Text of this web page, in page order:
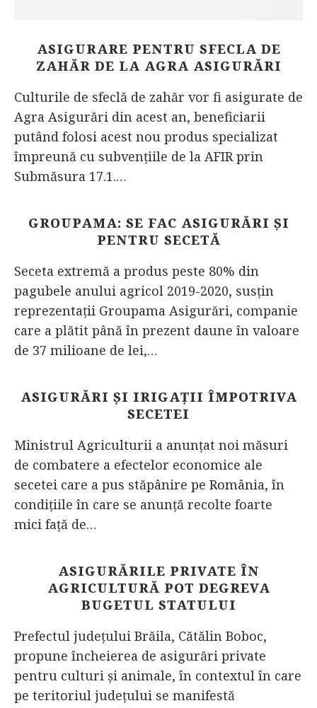
ASIGURARE PENTRU SFECLA DE
ZAHĂR DE LA AGRA ASIGURĂRI
Culturile de sfeclă de zahăr vor fi asigurate de
Agra Asigurări din acest an, beneficiarii
putând folosi acest nou produs specializat
împreună cu subvențiile de la AFIR prin
Submăsura 17.1.…
GROUPAMA: SE FAC ASIGURĂRI ȘI
PENTRU SECETĂ
Seceta extremă a produs peste 80% din
pagubele anului agricol 2019-2020, susţin
reprezentaţii Groupama Asigurări, companie
care a plătit până în prezent daune în valoare
de 37 milioane de lei,…
ASIGURĂRI ȘI IRIGAȚII ÎMPOTRIVA
SECETEI
Ministrul Agriculturii a anunțat noi măsuri
de combatere a efectelor economice ale
secetei care a pus stăpânire pe România, în
condițiile în care se anunță recolte foarte
mici față de…
ASIGURĂRILE PRIVATE ÎN
AGRICULTURĂ POT DEGREVA
BUGETUL STATULUI
Prefectul judeţului Brăila, Cătălin Boboc,
propune încheierea de asigurări private
pentru culturi şi animale, în contextul în care
pe teritoriul judeţului se manifestă